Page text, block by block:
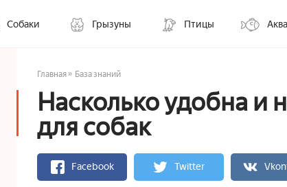
Собаки Грызуны Птицы
Главная » База знаний
Насколько удобна и
для собак
Facebook Twitter